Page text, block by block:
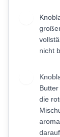
nicht
die